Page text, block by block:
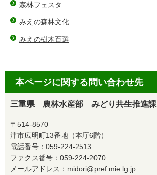
森林フェスタ
みえの森林文化
みえの樹木百選
本ページに関する問い合わせ先
三重県 農林水産部 みどり共生推進課
〒514-8570
津市広明町13番地（本庁6階）
電話番号： 059-224-2513
ファクス番号：059-224-2070
メールアドレス： midori@pref.mie.lg.jp